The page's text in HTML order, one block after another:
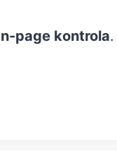
page kontrola